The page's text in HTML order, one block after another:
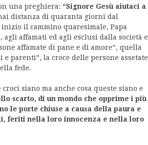
una preghiera: “Signore Gesù aiutaci a
distanza di quaranta giorni dal
il cammino quaresimale, Papa
affamati ed agli esclusi dalla società e
affamate di pane e di amore”, quella
parenti”, la croce delle persone assetate
fede.
siano ma anche cosa queste siano e
scarto, di un mondo che opprime i più
le porte chiuse a causa della paura e
feriti nella loro innocenza e nella loro